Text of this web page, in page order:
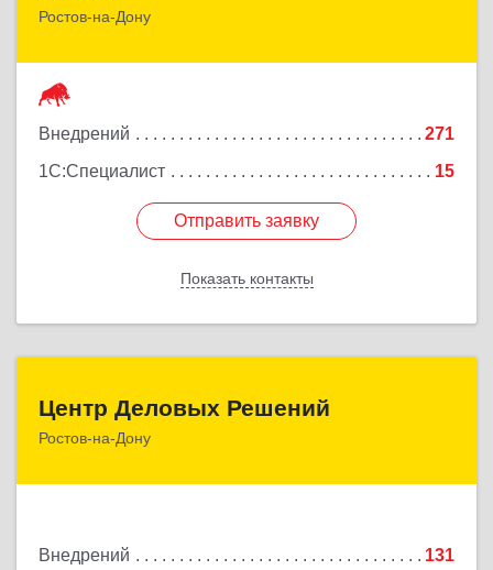
Ростов-на-Дону
Внедрений
271
1С:Специалист
15
Отправить заявку
Показать контакты
344029, Ростовская обл, Ростов-на-Дону г,
Отправить заявку
Назад
Центр Деловых Решений
Ростов-на-Дону
Внедрений
131
344029, Ростовская обл, Ростов-на-Дону г,